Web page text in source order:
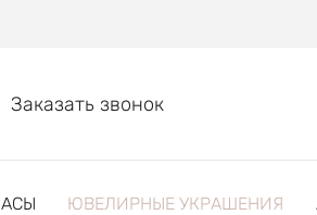
Заказать звонок
ЮВЕЛИРНЫЕ УКРАШЕНИЯ